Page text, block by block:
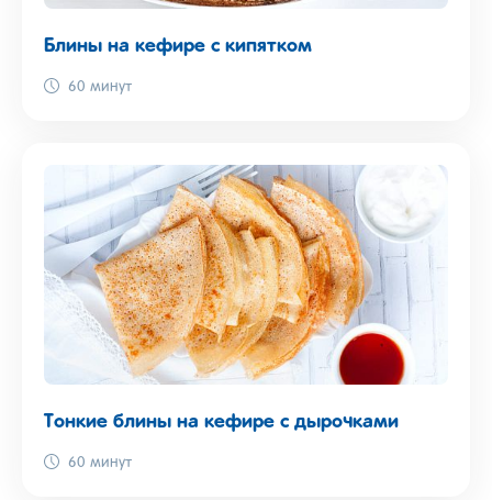
Блины на кефире с кипятком
60 минут
Тонкие блины на кефире с дырочками
60 минут